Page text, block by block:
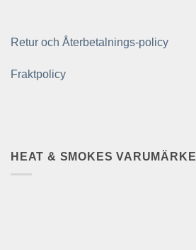
Retur och Återbetalnings-policy
Fraktpolicy
HEAT & SMOKES VARUMÄRKE